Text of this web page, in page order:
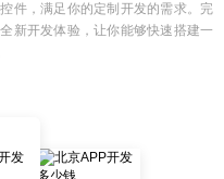
件，满足你的定制开发的需求。完
新开发体验，让你能够快速搭建一